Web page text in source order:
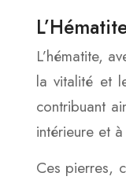
L’hématite,
la vitalité et
contribuant
intérieure et
Ces pierres,